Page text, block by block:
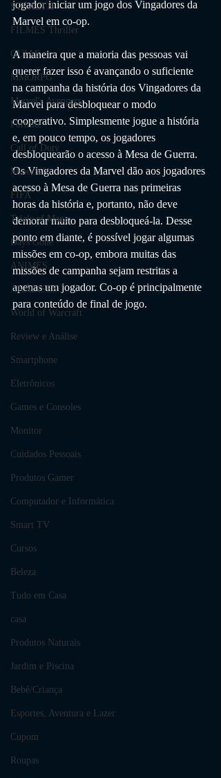
STEALTH
FILMES Thriller
GUIAS
MMORPG
Marvel's Avengers
Fortnite
Call of Duty
Minecraft
FIFA
Trials of Mana
Days Gone
ANIMES
ANÁLISES
World of Warcraft
Review e Análise
Smartphone
Eletrônicos
Games e Consoles
Monitor
Cuidados Pessoais
Produtos Gamer
Computador e Informática
Smart TV
Cursos
Beleza
Tudo em Casa
casa
Produtos Naturais
Jardim e Piscina
Bebê/Criança
Esportes, Aventura e Lazer
Cupom
Roupas
jogador iniciar um jogo dos Vingadores da
Marvel em co-op.
A maneira que a maioria das pessoas vai
querer fazer isso é avançando o suficiente
na campanha da história dos Vingadores da
Marvel para desbloquear o modo
cooperativo. Simplesmente jogue a história
e, em pouco tempo, os jogadores
desbloquearão o acesso à Mesa de Guerra.
Os Vingadores da Marvel dão aos jogadores
acesso à Mesa de Guerra nas primeiras
horas da história e, portanto, não deve
demorar muito para desbloqueá-la. Desse
ponto em diante, é possível jogar algumas
missões em co-op, embora muitas das
missões de campanha sejam restritas a
apenas um jogador. Co-op é principalmente
para conteúdo de final de jogo.